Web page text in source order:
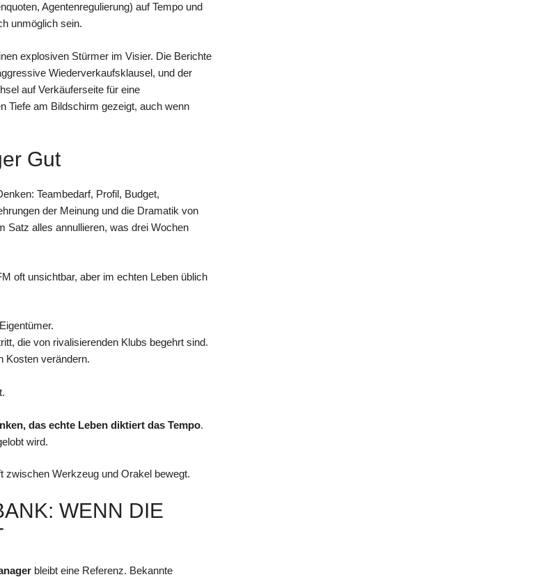
Agentenregulierung) auf Tempo und
unmöglich sein.
explosiven Stürmer im Visier. Die Berichte
Wiederverkaufsklausel, und der
auf Verkäuferseite für eine
Tiefe am Bildschirm gezeigt, auch wenn
Gut
Teambedarf, Profil, Budget,
der Meinung und die Dramatik von
Satz alles annullieren, was drei Wochen
oft unsichtbar, aber im echten Leben üblich
die von rivalisierenden Klubs begehrt sind.
Kosten verändern.
das echte Leben diktiert das Tempo.
wird.
zwischen Werkzeug und Orakel bewegt.
WENN DIE
bleibt eine Referenz. Bekannte